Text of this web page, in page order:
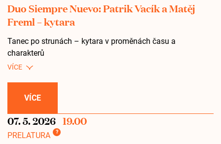
Duo Siempre Nuevo: Patrik Vacík a Matěj
Freml – kytara
Tanec po strunách – kytara v proměnách času a
charakterů
VÍCE
07. 5. 2026 19.00
PRELATURA ?